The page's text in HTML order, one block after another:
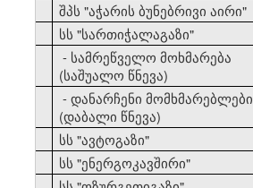
შპს "აჭარის ბუნებრივი აირი"
სს "სართიჭალაგაზი"
- სამრეწველო მოხმარება
(საშუალო წნევა)
- დანარჩენი მომხმარებლები
(დაბალი წნევა)
სს "ავტოგაზი"
სს "ენერგოკავშირი"